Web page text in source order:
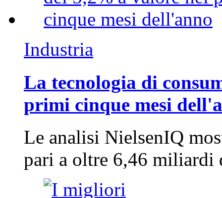
Industria
La tecnologia di
primi cinque mesi
Le analisi NielsenIQ
pari a oltre 6,46